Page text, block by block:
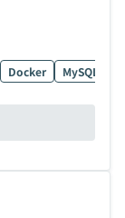
Docker MySQL